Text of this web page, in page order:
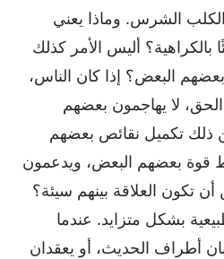
الكلب الشرس. وماذا يعني
بالكراهية؟ أليس الأمر كذلك
البعض؟ إذا كان الناس،
لا يهاجمون بعضهم
ذلك تكميل نقائص بعضهم
قوة بعضهم البعض، ويدعمون
تكون العلاقة بينهم سيئة؟
بشكل متزايد. عندما
أطراف الحديث، أو يعقدان